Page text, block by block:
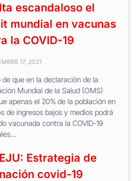
escandaloso el
mundial en vacunas
la COVID-19
17, 2021
de que en la declaración de la
Mundial de la Salud (OMS)
apenas el 20% de la población en
de ingresos bajos y medios podrá
vacunada contra la COVID-19
Estrategia de
covid-19